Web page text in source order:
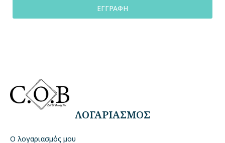
ΕΓΓΡΑΦΗ
ΛΟΓΑΡΙΑΣΜΟΣ
Ο λογαριασμός μου